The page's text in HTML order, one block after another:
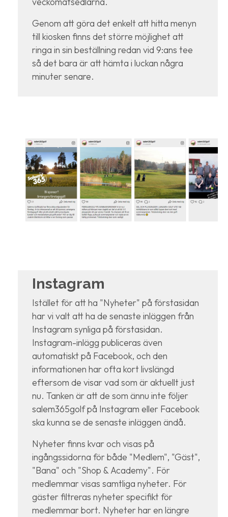
Genom att göra det enkelt att hitta menyn
till kiosken finns det större möjlighet att
ringa in sin beställning redan vid 9:ans tee
så det bara är att hämta i luckan några
minuter senare.
Instagram
Istället för att ha "Nyheter" på förstasidan
har vi valt att ha de senaste inläggen från
Instagram synliga på förstasidan.
Instagram-inlägg publiceras även
automatiskt på Facebook, och den
informationen har ofta kort livslängd
eftersom de visar vad som är aktuellt just
nu. Tanken är att de som ännu inte följer
salem365golf på Instagram eller Facebook
ska kunna se de senaste inläggen ändå.
Nyheter finns kvar och visas på
ingångssidorna för både "Medlem", "Gäst",
"Bana" och "Shop & Academy". För
medlemmar visas samtliga nyheter. För
gäster filtreras nyheter specifikt för
medlemmar bort. Nyheter har en längre